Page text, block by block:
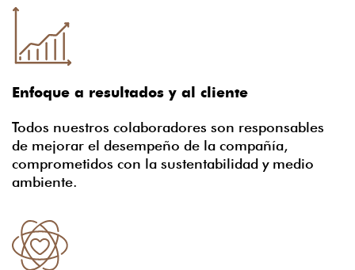
Enfoque a resultados y al cliente
Todos nuestros colaboradores son responsables
de mejorar el desempeño de la compañía,
comprometidos con la sustentabilidad y medio
ambiente.